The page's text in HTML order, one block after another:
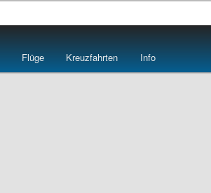
Flüge Kreuzfahrten Info